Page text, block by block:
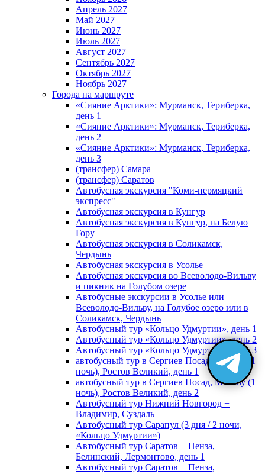
Апрель 2027
Май 2027
Июнь 2027
Июль 2027
Август 2027
Сентябрь 2027
Октябрь 2027
Ноябрь 2027
Города на маршруте
«Сияние Арктики»: Мурманск, Териберка,
день 1
«Сияние Арктики»: Мурманск, Териберка,
день 2
«Сияние Арктики»: Мурманск, Териберка,
день 3
(трансфер) Самара
(трансфер) Саратов
Автобусная экскурсия "Коми-пермяцкий
экспресс"
Автобусная экскурсия в Кунгур
Автобусная экскурсия в Кунгур, на Белую
Гору
Автобусная экскурсия в Соликамск,
Чердынь
Автобусная экскурсия в Усолье
Автобусная экскурсия во Всеволодо-Вильву
и пикник на Голубом озере
Автобусные экскурсии в Усолье или
Всеволодо-Вильву, на Голубое озеро или в
Соликамск, Чердынь
Автобусный тур «Кольцо Удмуртии», день 1
Автобусный тур «Кольцо Удмуртии», день 2
Автобусный тур «Кольцо Удмуртии», день 3
автобусный тур в Сергиев Посад, Москву (1
ночь), Ростов Великий, день 1
автобусный тур в Сергиев Посад, Москву (1
ночь), Ростов Великий, день 2
Автобусный тур Нижний Новгород +
Владимир, Суздаль
Автобусный тур Сарапул (3 дня / 2 ночи,
«Кольцо Удмуртии»)
Автобусный тур Саратов + Пенза,
Белинский, Лермонтово, день 1
Автобусный тур Саратов + Пенза,